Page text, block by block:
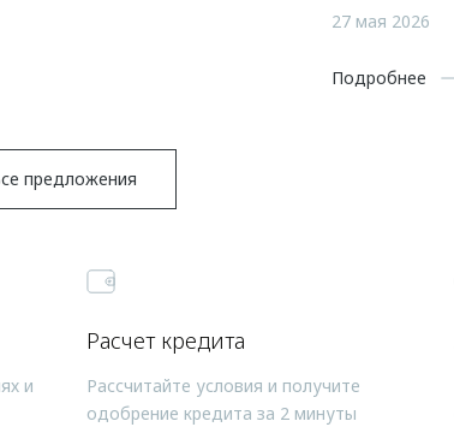
27 мая 2026
Подробнее
предложения
и
Расчет кредита
Рассчитайте условия и получите
одобрение кредита за 2 минуты